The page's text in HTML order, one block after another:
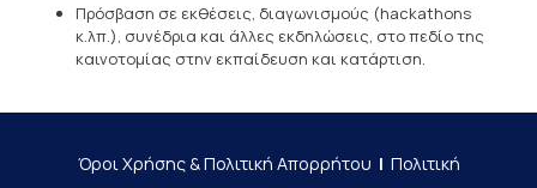
Πρόσβαση σε εκθέσεις, διαγωνισμούς (hackathons
κ.λπ.), συνέδρια και άλλες εκδηλώσεις, στο πεδίο της
καινοτομίας στην εκπαίδευση και κατάρτιση.
Όροι Χρήσης & Πολιτική Απορρήτου | Πολιτική